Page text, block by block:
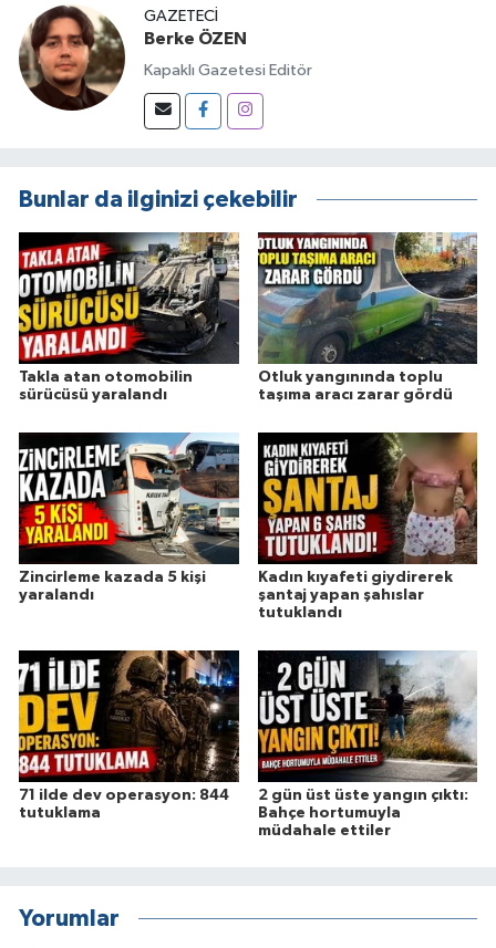
GAZETECI
Berke ÖZEN
Kapaklı Gazetesi Editör
Bunlar da ilginizi çekebilir
Takla atan otomobilin
sürücüsü yaralandı
Otluk yangınında toplu
taşıma aracı zarar gördü
Zincirleme kazada 5 kişi
yaralandı
Kadın kıyafeti giydirerek
şantaj yapan şahıslar
tutuklandı
71 ilde dev operasyon: 844
tutuklama
2 gün üst üste yangın çıktı:
Bahçe hortumuyla
müdahale ettiler
Yorumlar